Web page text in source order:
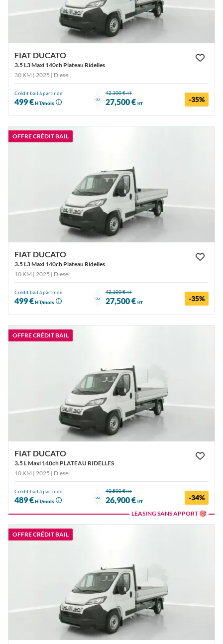
FIAT DUCATO
3.5 L3 Maxi 140ch Plateau Ridelles
30 KM | 2025 | Diesel
Crédit bail à partir de
499 €HT/mois
ou
42,100 €HT
27,500 € HT -35%
OFFRE CRÉDIT BAIL
FIAT DUCATO
3.5 L3 Maxi 140ch Plateau Ridelles
10 KM | 2025 | Diesel
Crédit bail à partir de
499 €HT/mois
ou
42,100 €HT
27,500 € HT -35%
OFFRE CRÉDIT BAIL
FIAT DUCATO
3.5 L Maxi 140ch PLATEAU RIDELLES
10 KM | 2025 | Diesel
Crédit bail à partir de
489 €HT/mois
ou
40,500 €HT
26,900 € HT -34%
LEASING SANS APPORT 🎯
OFFRE CRÉDIT BAIL